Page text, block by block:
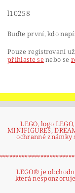
l10258
Buďte první, kdo
Pouze registrovaní
přihlaste se nebo se
LEGO, logo
MINIFIGURES,
ochranné známky
LEGO® je
která